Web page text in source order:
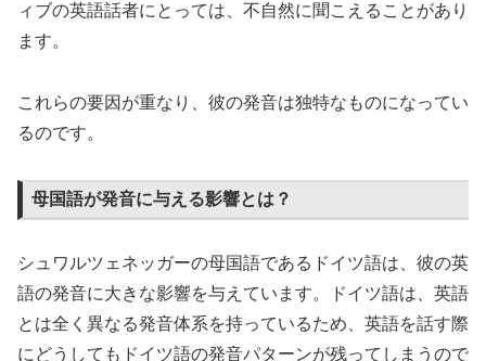
ィブの英語話者にとっては、不自然に聞こえることがあり
ます。
これらの要因が重なり、彼の発音は独特なものになってい
るのです。
母国語が発音に与える影響とは？
シュワルツェネッガーの母国語であるドイツ語は、彼の英
語の発音に大きな影響を与えています。ドイツ語は、英語
とは全く異なる発音体系を持っているため、英語を話す際
にどうしてもドイツ語の発音パターンが残ってしまうので